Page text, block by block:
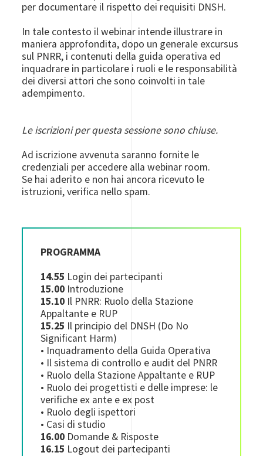
per documentare il rispetto dei requisiti DNSH.
In tale contesto il webinar intende illustrare in
maniera approfondita, dopo un generale excursus
sul PNRR, i contenuti della guida operativa ed
inquadrare in particolare i ruoli e le responsabilità
dei diversi attori che sono coinvolti in tale
adempimento.
Le iscrizioni per questa sessione sono chiuse.
Ad iscrizione avvenuta saranno fornite le
credenziali per accedere alla webinar room.
Se hai aderito e non hai ancora ricevuto le
istruzioni, verifica nello spam.
PROGRAMMA
14.55 Login dei partecipanti
15.00 Introduzione
15.10 Il PNRR: Ruolo della Stazione
Appaltante e RUP
15.25 Il principio del DNSH (Do No
Significant Harm)
• Inquadramento della Guida Operativa
• Il sistema di controllo e audit del PNRR
• Ruolo della Stazione Appaltante e RUP
• Ruolo dei progettisti e delle imprese: le
verifiche ex ante e ex post
• Ruolo degli ispettori
• Casi di studio
16.00 Domande & Risposte
16.15 Logout dei partecipanti